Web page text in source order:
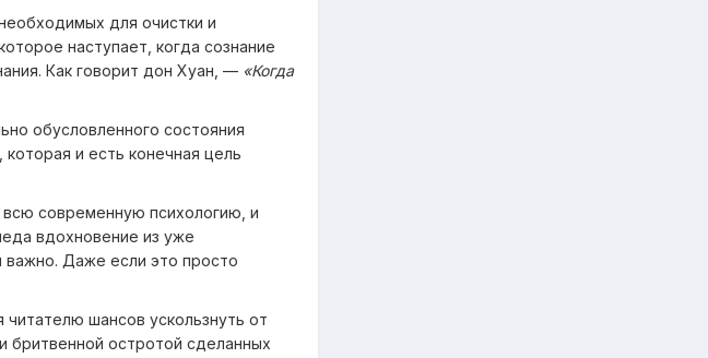
для очистки и
наступает, когда сознание
Как говорит дон Хуан, — «Когда
обусловленного состояния
и есть конечная цель
современную психологию, и
вдохновение из уже
Даже если это просто
читателю шансов ускользнуть от
бритвенной остротой сделанных